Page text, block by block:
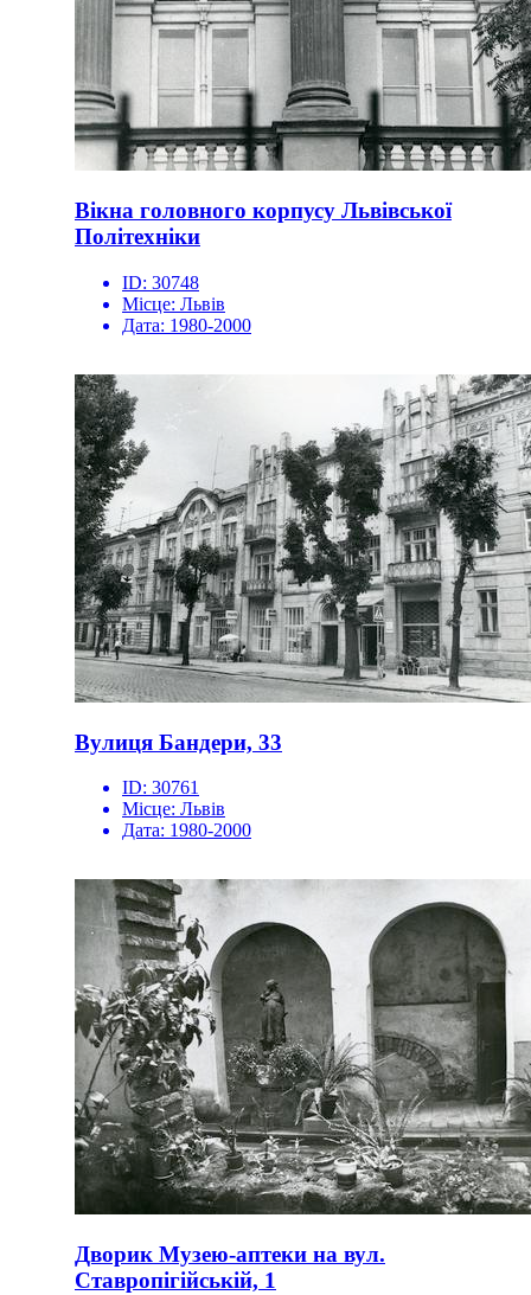
Вікна головного корпусу Львівської
Політехніки
ID: 30748
Місце: Львів
Дата: 1980-2000
Вулиця Бандери, 33
ID: 30761
Місце: Львів
Дата: 1980-2000
Дворик Музею-аптеки на вул.
Ставропігійській, 1